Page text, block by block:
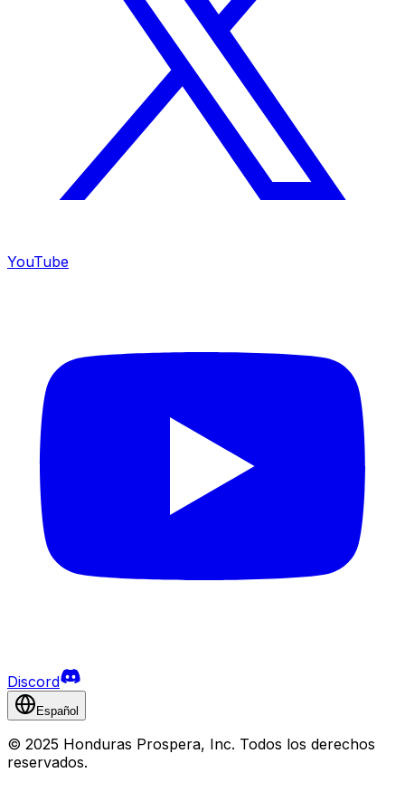
YouTube
Discord
Español
© 2025 Honduras Prospera, Inc. Todos los derechos
reservados.